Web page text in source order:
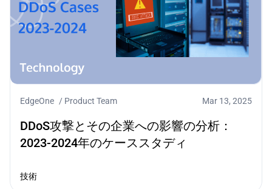
EdgeOne / Product Team Mar 13, 2025
DDoS攻撃とその企業への影響の分析：
2023-2024年のケーススタディ
技術